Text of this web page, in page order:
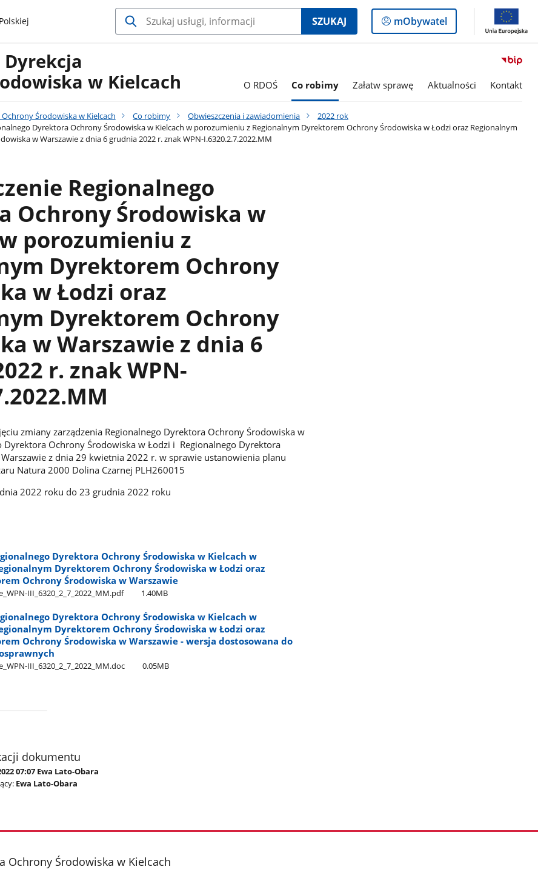
SZUKAJ
Logowanie
do
mObywatel
w Kielcach
O RDOŚ Co robimy Załatw sprawę Aktualności Kontakt
Środowiska w Kielcach Co robimy Obwieszczenia i zawiadomienia
2022 rok
Dyrektora Ochrony Środowiska w Kielcach w porozumieniu z Regionalnym Dyrektorem Ochrony Środowiska w Łodzi oraz Regionalnym
w Warszawie z dnia 6 grudnia 2022 r. znak WPN-I.6320.2.7.2022.MM
Regionalnego
Ochrony Środowiska w
porozumieniu z
Dyrektorem Ochrony
w Łodzi oraz
Dyrektorem Ochrony
w Warszawie z dnia 6
r. znak WPN-
zmiany zarządzenia Regionalnego Dyrektora Ochrony Środowiska w
Dyrektora Ochrony Środowiska w Łodzi i Regionalnego Dyrektora
z dnia 29 kwietnia 2022 r. w sprawie ustanowienia planu
Natura 2000 Dolina Czarnej PLH260015
2022 roku do 23 grudnia 2022 roku
Dyrektora Ochrony Środowiska w Kielcach w
Dyrektorem Ochrony Środowiska w Łodzi oraz
Ochrony Środowiska w Warszawie
III​_6320​_2​_7​_2022​_MM.pdf 1.40MB
Dyrektora Ochrony Środowiska w Kielcach w
Dyrektorem Ochrony Środowiska w Łodzi oraz
Ochrony Środowiska w Warszawie - wersja dostosowana do
III​_6320​_2​_7​_2022​_MM.doc 0.05MB
dokumentu
07:07 Ewa Lato-Obara
Ewa Lato-Obara
Ochrony Środowiska w Kielcach